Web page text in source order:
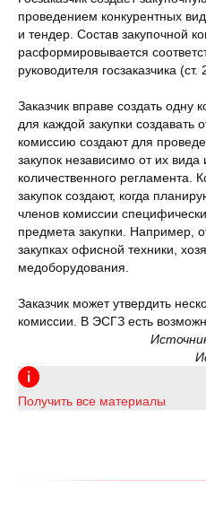
проведением конкурентных
и тендер. Состав закупочной
расформировывается
руководителя госзаказчика (ст.
Заказчик вправе создать одну
для каждой закупки
комиссию создают для
закупок независимо от их
количественного регламента.
закупок создают, когда
членов комиссии
предмета закупки. Например,
закупках офисной техники,
медоборудования.
Заказчик может утвердить
комиссии. В ЭСГЗ есть
Получить все материалы